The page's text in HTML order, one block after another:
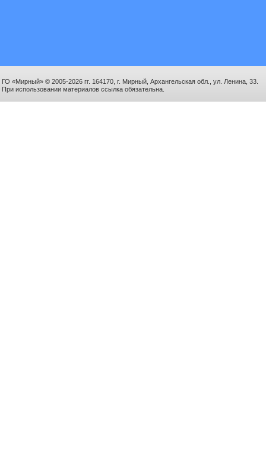
ГО «Мирный» © 2005-2026 гг. 164170, г. Мирный, Архангельская обл., ул. Ленина, 33.
При использовании материалов ссылка обязательна.